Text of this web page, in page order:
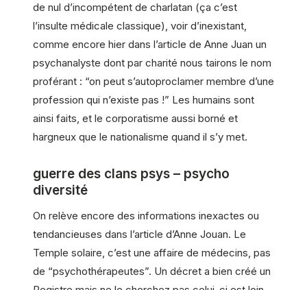
de nul d’incompétent de charlatan (ça c’est
l’insulte médicale classique), voir d’inexistant,
comme encore hier dans l’article de Anne Juan un
psychanalyste dont par charité nous tairons le nom
proférant : “on peut s’autoproclamer membre d’une
profession qui n’existe pas !” Les humains sont
ainsi faits, et le corporatisme aussi borné et
hargneux que le nationalisme quand il s’y met.
guerre des clans psys – psycho
diversité
On relève encore des informations inexactes ou
tendancieuses dans l’article d’Anne Jouan. Le
Temple solaire, c’est une affaire de médecins, pas
de “psychothérapeutes”. Un décret a bien créé un